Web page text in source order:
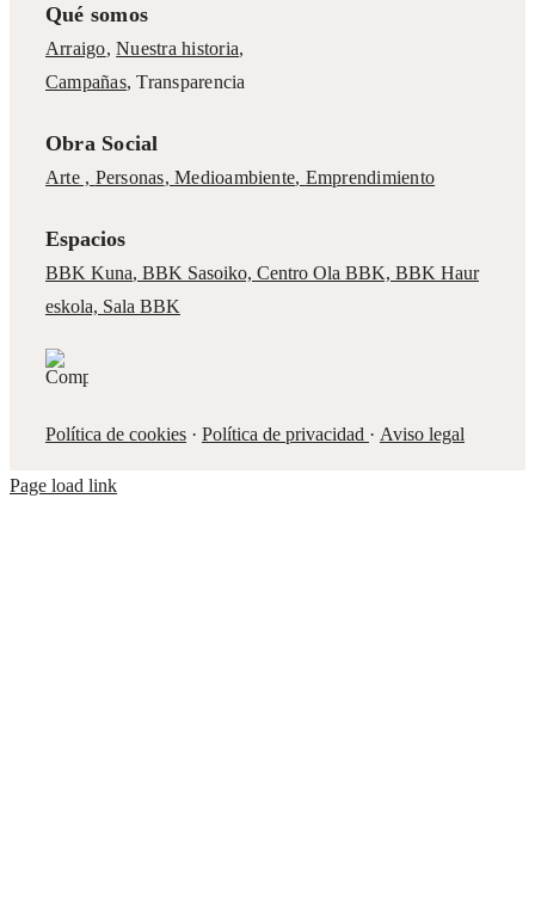
Qué somos
Arraigo,Nuestra historia,
Campañas, Transparencia
Obra Social
Arte , Personas,Medioambiente, Emprendimiento
Espacios
BBK Kuna, BBK Sasoiko, Centro Ola BBK, BBK Haur
eskola, Sala BBK
Política de cookies· Política de privacidad · Aviso legal
Page load link